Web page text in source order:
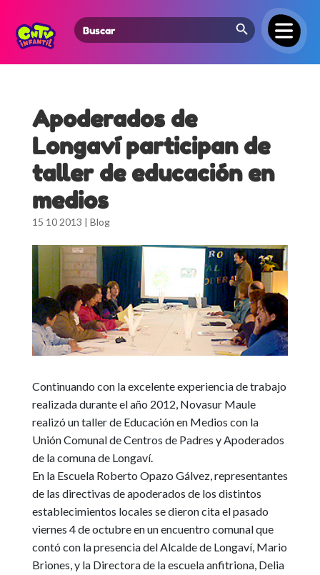
Search
for:
Search Button
Apoderados de
Longaví participan de
taller de educación en
medios
15 10 2013 | Blog
Continuando con la excelente experiencia de trabajo
realizada durante el año 2012, Novasur Maule
realizó un taller de Educación en Medios con la
Unión Comunal de Centros de Padres y Apoderados
de la comuna de Longaví.
En la Escuela Roberto Opazo Gálvez, representantes
de las directivas de apoderados de los distintos
establecimientos locales se dieron cita el pasado
viernes 4 de octubre en un encuentro comunal que
contó con la presencia del Alcalde de Longaví, Mario
Briones, y la Directora de la escuela anfitriona, Delia